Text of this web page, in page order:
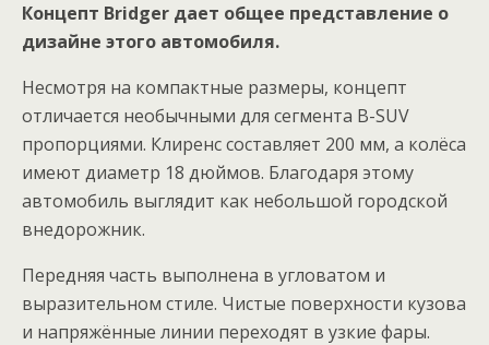
Концепт Bridger дает общее представление о
дизайне этого автомобиля.
Несмотря на компактные размеры, концепт
отличается необычными для сегмента B-SUV
пропорциями. Клиренс составляет 200 мм, а колёса
имеют диаметр 18 дюймов. Благодаря этому
автомобиль выглядит как небольшой городской
внедорожник.
Передняя часть выполнена в угловатом и
выразительном стиле. Чистые поверхности кузова
и напряжённые линии переходят в узкие фары.